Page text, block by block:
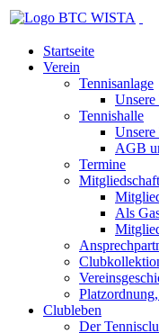
Startseite
Verein
Tennisanlage
Unsere
Tennishalle
Unsere
AGB
Termine
Mitgliedschaft
Als
Clubleben
Der